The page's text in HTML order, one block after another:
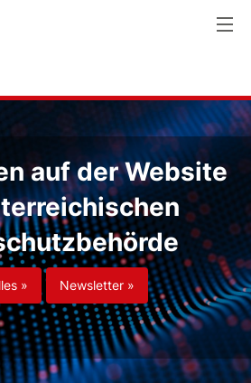
auf der Website
» Newsletter »